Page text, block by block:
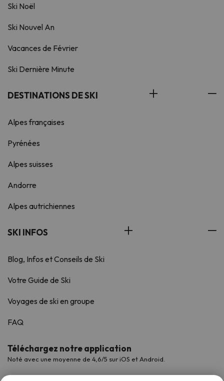
Ski Noël
Ski Nouvel An
Vacances de Février
Ski Dernière Minute
DESTINATIONS DE SKI
Alpes françaises
Pyrénées
Alpes suisses
Andorre
Alpes autrichiennes
SKI INFOS
Blog, Infos et Conseils de Ski
Votre Guide de Ski
Voyages de ski en groupe
FAQ
Téléchargez notre application
Noté avec une moyenne de 4,6/5 sur iOS et Android.